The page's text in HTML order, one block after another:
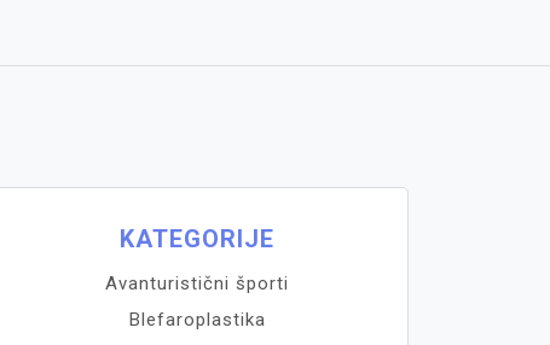
KATEGORIJE
Avanturistični športi
Blefaroplastika